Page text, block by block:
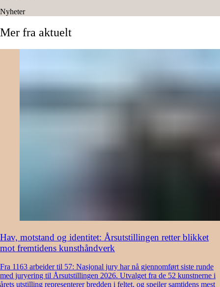
Nyheter
Mer fra aktuelt
Hav, motstand og identitet: Årsutstillingen retter blikket
mot fremtidens kunsthåndverk
Fra 1163 arbeider til 57: Nasjonal jury har nå gjennomført siste runde
med juryering til Årsutstillingen 2026. Utvalget fra de 52 kunstnerne i
årets utstilling representerer bredden i feltet, og speiler samtidens mest